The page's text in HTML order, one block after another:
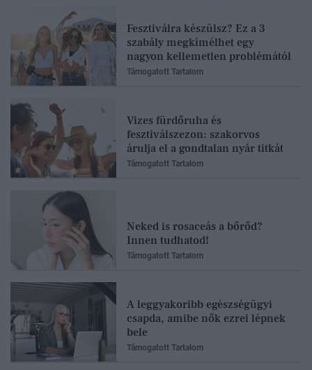
Fesztiválra készülsz? Ez a 3
szabály megkímélhet egy
nagyon kellemetlen problémától
Támogatott Tartalom
Vizes fürdőruha és
fesztiválszezon: szakorvos
árulja el a gondtalan nyár titkát
Támogatott Tartalom
Neked is rosaceás a bőrőd?
Innen tudhatod!
Támogatott Tartalom
A leggyakoribb egészségügyi
csapda, amibe nők ezrei lépnek
bele
Támogatott Tartalom